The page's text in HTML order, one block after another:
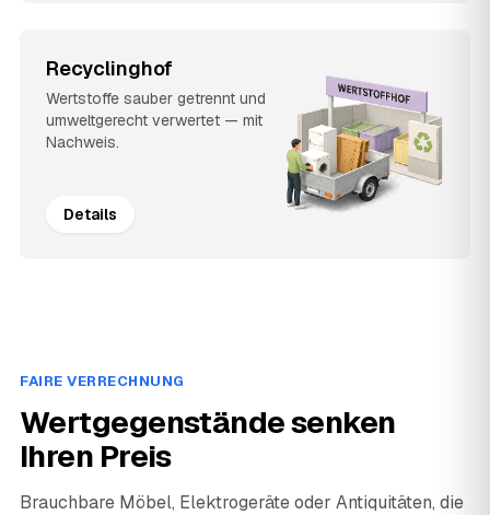
Recyclinghof
Wertstoffe sauber getrennt und
umweltgerecht verwertet — mit
Nachweis.
Details
FAIRE VERRECHNUNG
Wertgegenstände senken
Ihren Preis
Brauchbare Möbel, Elektrogeräte oder Antiquitäten, die